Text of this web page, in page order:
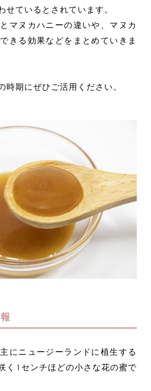
ているとされています。
マヌカハニーの違いや、マヌカ
きる効果などをまとめていきま
時期にぜひご活用ください。
にニュージーランドに植生する
く1センチほどの小さな花の蜜で